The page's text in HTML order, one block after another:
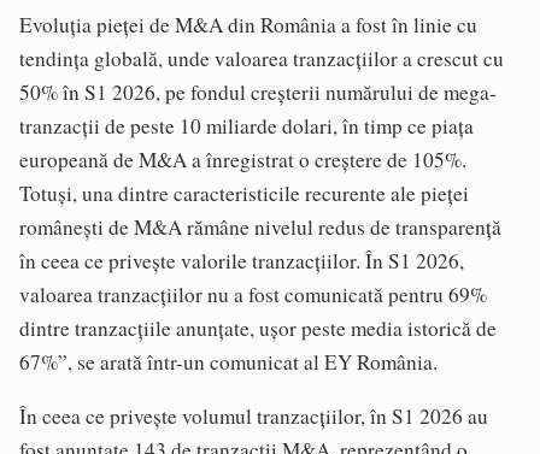
Evoluţia pieţei de M&A din România a fost în linie cu
tendinţa globală, unde valoarea tranzacţiilor a crescut cu
50% în S1 2026, pe fondul creşterii numărului de mega-
tranzacţii de peste 10 miliarde dolari, în timp ce piaţa
europeană de M&A a înregistrat o creştere de 105%.
Totuşi, una dintre caracteristicile recurente ale pieţei
româneşti de M&A rămâne nivelul redus de transparenţă
în ceea ce priveşte valorile tranzacţiilor. În S1 2026,
valoarea tranzacţiilor nu a fost comunicată pentru 69%
dintre tranzacţiile anunţate, uşor peste media istorică de
67%”, se arată într-un comunicat al EY România.
În ceea ce priveşte volumul tranzacţiilor, în S1 2026 au